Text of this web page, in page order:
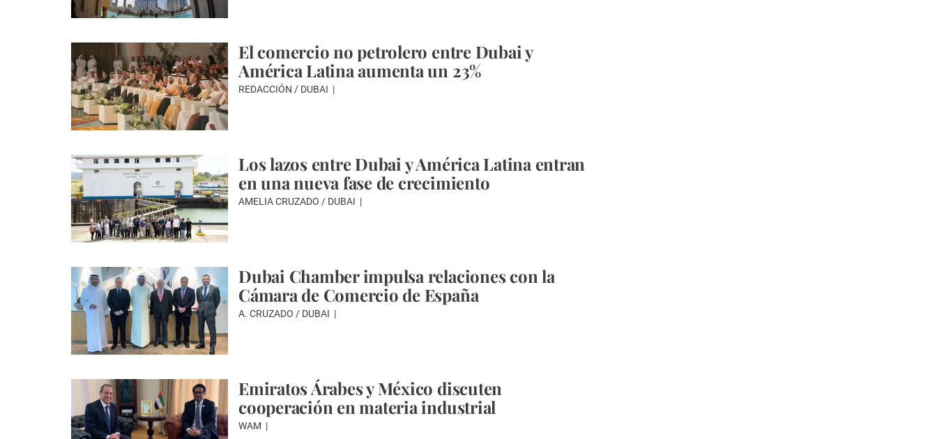
El comercio no petrolero entre Dubai y
América Latina aumenta un 23%
REDACCIÓN / DUBAI
Los lazos entre Dubai y América Latina entran
en una nueva fase de crecimiento
AMELIA CRUZADO / DUBAI
Dubai Chamber impulsa relaciones con la
Cámara de Comercio de España
A. CRUZADO / DUBAI
Emiratos Árabes y México discuten
cooperación en materia industrial
WAM